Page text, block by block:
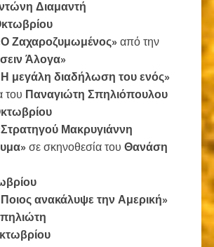
Διαμαντή
Ζαχαροζυμωμένος» από την
Άλογα»
μεγάλη διαδήλωση του ενός»
του Παναγιώτη Σπηλιόπουλου
Μακρυγιάννη
σε σκηνοθεσία του Θανάση
ανακάλυψε την Αμερική»